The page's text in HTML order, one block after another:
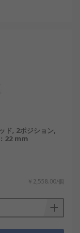
ド, 2ポジション,
22 mm
￥2,558.00/個